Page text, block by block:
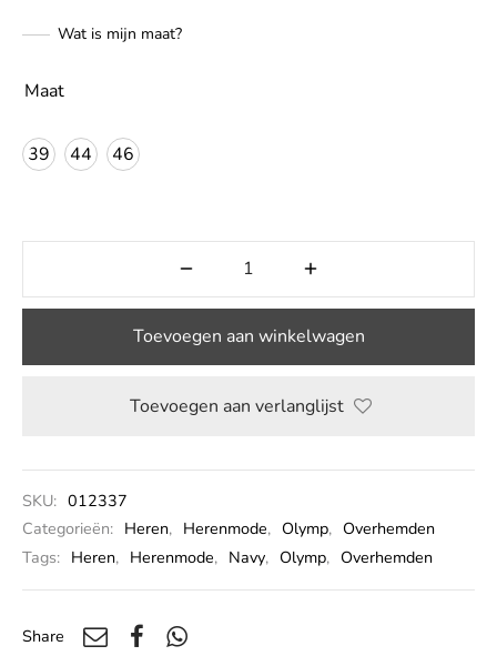
Wat is mijn maat?
Maat
39 44 46
Toevoegen aan winkelwagen
Toevoegen aan verlanglijst
SKU: 012337
Categorieën: Heren, Herenmode, Olymp, Overhemden
Tags: Heren, Herenmode, Navy, Olymp, Overhemden
Share